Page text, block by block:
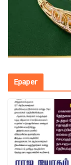
Epaper